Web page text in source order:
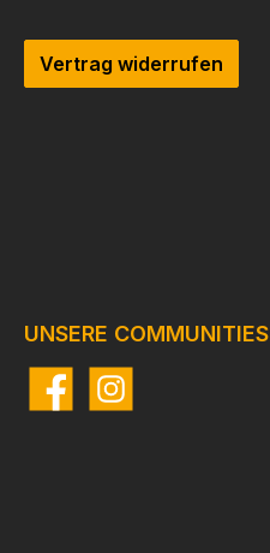
Vertrag widerrufen
UNSERE COMMUNITIES
FacebookInstagram